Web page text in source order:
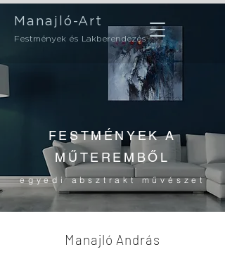
Manajló-Art
Festmények és Lakberendezés
FESTMÉNYEK A
MŰTEREMBŐL
egyedi absztrakt művészet
Manajló András